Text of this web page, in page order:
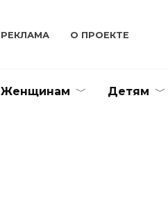
РЕКЛАМА О ПРОЕКТЕ
Женщинам Детям